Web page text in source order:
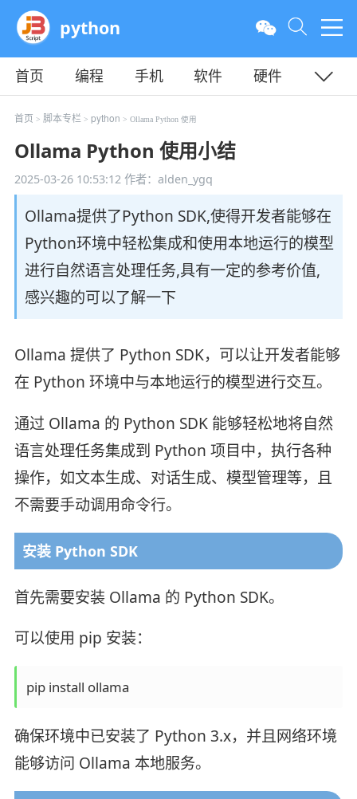
python
首页 编程 手机 软件
硬件
教程
平面 服务器
首页 > 脚本专栏> python > Ollama Python 使用
Ollama Python 使用小结
2025-03-26 10:53:12作者：alden_ygq
Ollama提供了Python SDK,使得开发者能够在
Python环境中轻松集成和使用本地运行的模型
进行自然语言处理任务,具有一定的参考价值,
感兴趣的可以了解一下
Ollama 提供了 Python SDK，可以让开发者能够
在 Python 环境中与本地运行的模型进行交互。
通过 Ollama 的 Python SDK 能够轻松地将自然
语言处理任务集成到 Python 项目中，执行各种
操作，如文本生成、对话生成、模型管理等，且
不需要手动调用命令行。
安装 Python SDK
首先需要安装 Ollama 的 Python SDK。
可以使用 pip 安装：
pip install ollama
确保环境中已安装了 Python 3.x，并且网络环境
能够访问 Ollama 本地服务。